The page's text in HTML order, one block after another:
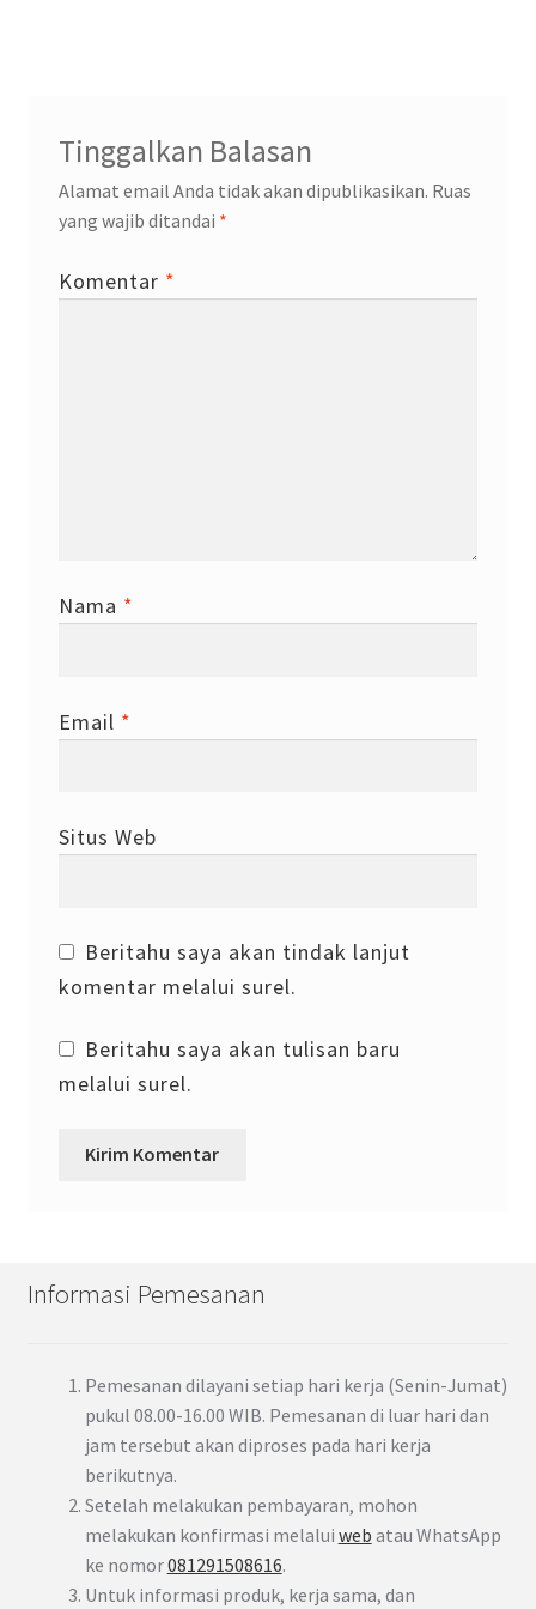
Tinggalkan Balasan
Alamat email Anda tidak akan dipublikasikan. Ruas
yang wajib ditandai *
Komentar *
Nama *
Email *
Situs Web
Beritahu saya akan tindak lanjut
komentar melalui surel.
Beritahu saya akan tulisan baru
melalui surel.
Informasi Pemesanan
Pemesanan dilayani setiap hari kerja (Senin-Jumat)
pukul 08.00-16.00 WIB. Pemesanan di luar hari dan
jam tersebut akan diproses pada hari kerja
berikutnya.
Setelah melakukan pembayaran, mohon
melakukan konfirmasi melalui web atau WhatsApp
ke nomor081291508616.
Untuk informasi produk, kerja sama, dan